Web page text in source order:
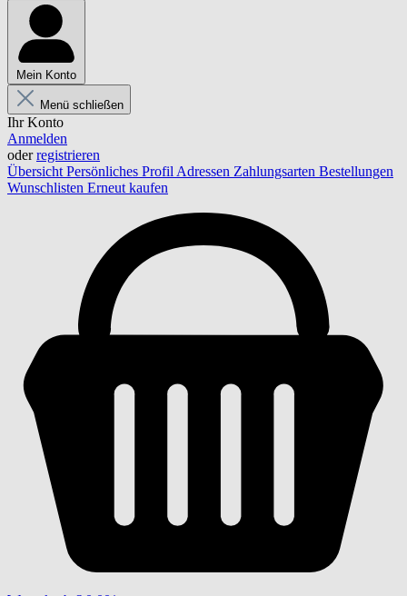
Mein Konto
Menü schließen
Ihr Konto
Anmelden
oderregistrieren
Übersicht Persönliches Profil Adressen Zahlungsarten Bestellungen
Wunschlisten Erneut kaufen